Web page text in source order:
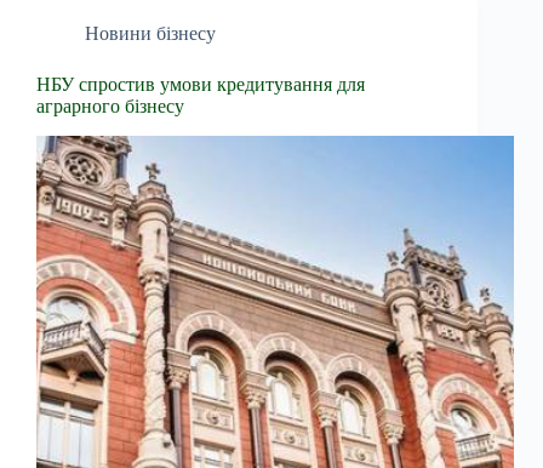
Новини бізнесу
НБУ спростив умови кредитування для
аграрного бізнесу